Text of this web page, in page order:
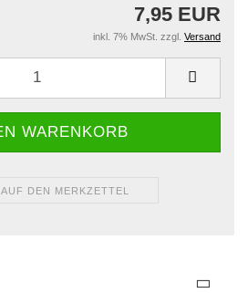
7,95 EUR
inkl. 7% MwSt. zzgl. Versand
AUF DEN MERKZETTEL